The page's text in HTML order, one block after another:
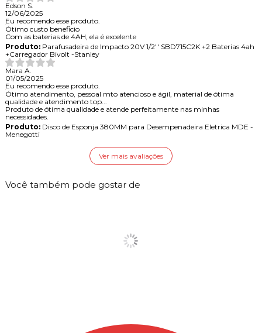
Edson S.
12/06/2025
Eu recomendo esse produto.
Ótimo custo beneficio
Com as baterias de 4AH, ela é excelente
Produto:Parafusadeira de Impacto 20V 1/2'' SBD715C2K +2 Baterias 4ah
+Carregador Bivolt -Stanley
Mara A.
01/05/2025
Eu recomendo esse produto.
Ótimo atendimento, pessoal mto atencioso e ágil, material de ótima
qualidade e atendimento top...
Produto de ótima qualidade e atende perfeitamente nas minhas
necessidades.
Produto:Disco de Esponja 380MM para Desempenadeira Eletrica MDE -
Menegotti
Ver mais avaliações
Você também pode gostar de